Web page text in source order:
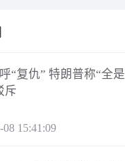
“复仇” 特朗普称“全是
斥
08 15:41:09